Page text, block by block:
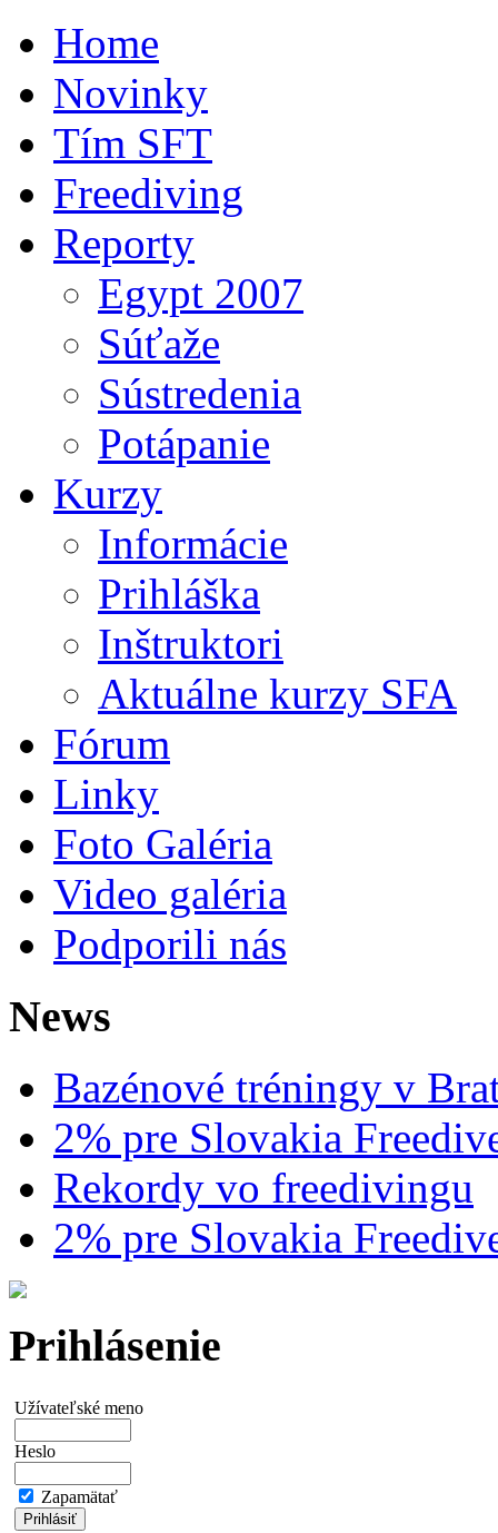
Home
Novinky
Tím SFT
Freediving
Reporty
Egypt 2007
Súťaže
Sústredenia
Potápanie
Kurzy
Informácie
Prihláška
Inštruktori
Aktuálne kurzy SFA
Fórum
Linky
Foto Galéria
Video galéria
Podporili nás
News
Bazénové tréningy v
2% pre Slovakia
Rekordy vo freedivingu
2% pre Slovakia
Prihlásenie
Užívateľské meno
Heslo
Zapamätať